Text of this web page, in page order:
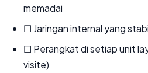
memadai
☐ Jaringan internal yang
☐ Perangkat di setiap unit
visite)